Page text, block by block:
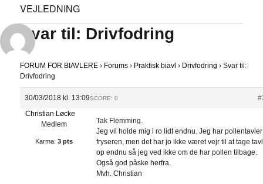
VEJLEDNING
Svar til: Drivfodring
FORUM FOR BIAVLERE › Forums › Praktisk biavl › Drivfodring › Svar til:
Drivfodring
30/03/2018 kl. 13:09SCORE: 0
Christian Løcke
Medlem
Karma: 3 pts
Tak Flemming.
Jeg vil holde mig i ro lidt endnu. Jeg har
fryseren, men det har jo ikke været vejr til at tage
op endnu så jeg ved ikke om de har pollen tilbage.
Også god påske herfra.
Mvh. Christian